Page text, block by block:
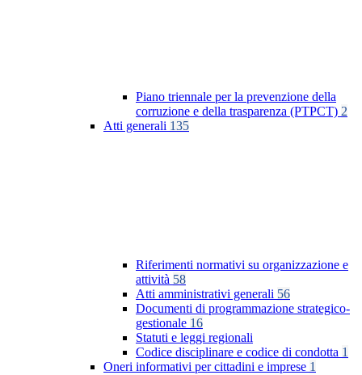
Piano triennale per la prevenzione della
corruzione e della trasparenza (PTPCT) 2
Atti generali 135
Riferimenti normativi su organizzazione e
attività 58
Atti amministrativi generali 56
Documenti di programmazione strategico-
gestionale 16
Statuti e leggi regionali
Codice disciplinare e codice di condotta 1
Oneri informativi per cittadini e imprese 1